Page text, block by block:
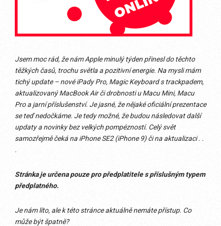
Jsem moc rád, že nám Apple minulý týden přinesl do těchto
těžkých časů, trochu světla a pozitivní energie. Na mysli mám
tichý update – nové iPady Pro, Magic Keyboard s trackpadem,
aktualizovaný MacBook Air či drobnosti u Macu Mini, Macu
Pro a jarní příslušenství. Je jasné, že nějaké oficiální prezentace
se teď nedočkáme. Je tedy možné, že budou následovat další
updaty a novinky bez velkých pompézností. Celý svět
samozřejmě čeká na iPhone SE2 (iPhone 9) či na aktualizaci . .
.
Stránka je určena pouze pro předplatitele s příslušným typem
předplatného.
Je nám líto, ale k této stránce aktuálně nemáte přístup. Co
může být špatně?